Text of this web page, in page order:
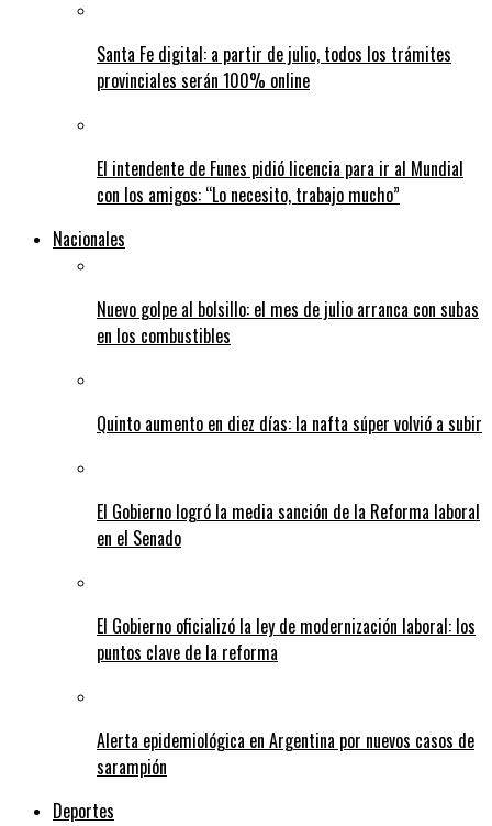
Santa Fe digital: a partir de julio, todos los trámites
provinciales serán 100% online
El intendente de Funes pidió licencia para ir al Mundial
con los amigos: “Lo necesito, trabajo mucho”
Nacionales
Nuevo golpe al bolsillo: el mes de julio arranca con subas
en los combustibles
Quinto aumento en diez días: la nafta súper volvió a subir
El Gobierno logró la media sanción de la Reforma laboral
en el Senado
El Gobierno oficializó la ley de modernización laboral: los
puntos clave de la reforma
Alerta epidemiológica en Argentina por nuevos casos de
sarampión
Deportes